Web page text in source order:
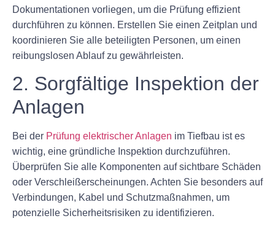
Dokumentationen vorliegen, um die Prüfung effizient
durchführen zu können. Erstellen Sie einen Zeitplan und
koordinieren Sie alle beteiligten Personen, um einen
reibungslosen Ablauf zu gewährleisten.
2. Sorgfältige Inspektion der
Anlagen
Bei der Prüfung elektrischer Anlagen im Tiefbau ist es
wichtig, eine gründliche Inspektion durchzuführen.
Überprüfen Sie alle Komponenten auf sichtbare Schäden
oder Verschleißerscheinungen. Achten Sie besonders auf
Verbindungen, Kabel und Schutzmaßnahmen, um
potenzielle Sicherheitsrisiken zu identifizieren.